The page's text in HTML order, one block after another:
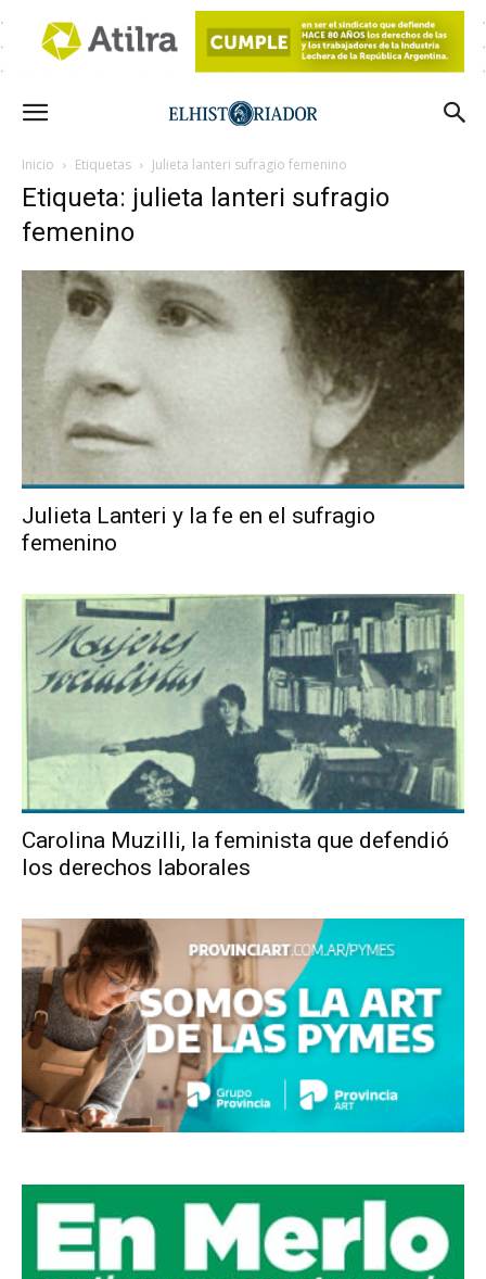
Inicio Etiquetas Julieta lanteri sufragio femenino
Etiqueta: julieta lanteri sufragio
femenino
Julieta Lanteri y la fe en el sufragio
femenino
Carolina Muzilli, la feminista que defendió
los derechos laborales